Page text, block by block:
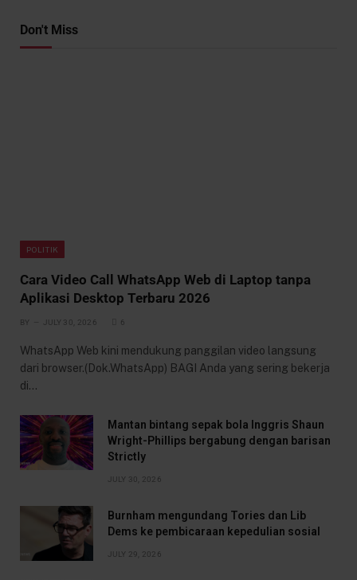
Don't Miss
POLITIK
Cara Video Call WhatsApp Web di Laptop tanpa
Aplikasi Desktop Terbaru 2026
BY JULY 30, 2026 6
WhatsApp Web kini mendukung panggilan video langsung
dari browser.(Dok.WhatsApp) BAGI Anda yang sering bekerja
di…
Mantan bintang sepak bola Inggris Shaun
Wright-Phillips bergabung dengan barisan
Strictly
JULY 30, 2026
Burnham mengundang Tories dan Lib
Dems ke pembicaraan kepedulian sosial
JULY 29, 2026